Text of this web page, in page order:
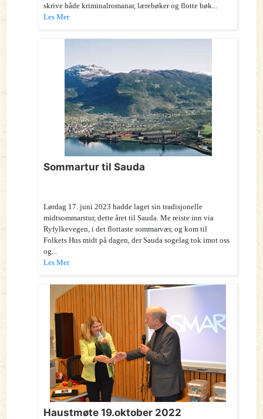
skrive både kriminalromanar, lærebøker og flotte bøk...
Les Mer
Sommartur til Sauda
Lørdag 17. juni 2023 hadde laget sin tradisjonelle
midtsommarstur, dette året til Sauda. Me reiste inn via
Ryfylkevegen, i det flottaste sommarvær, og kom til
Folkets Hus midt på dagen, der Sauda sogelag tok imot oss
og...
Les Mer
Haustmøte 19.oktober 2022